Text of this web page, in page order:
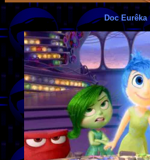
Doc Eurêka